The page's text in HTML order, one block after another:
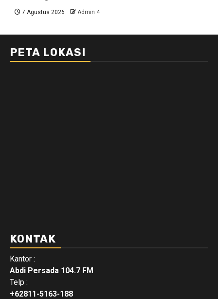
7 Agustus 2026 Admin 4
PETA LOKASI
KONTAK
Kantor :
Abdi Persada 104.7 FM
Telp :
+62811-5163-188